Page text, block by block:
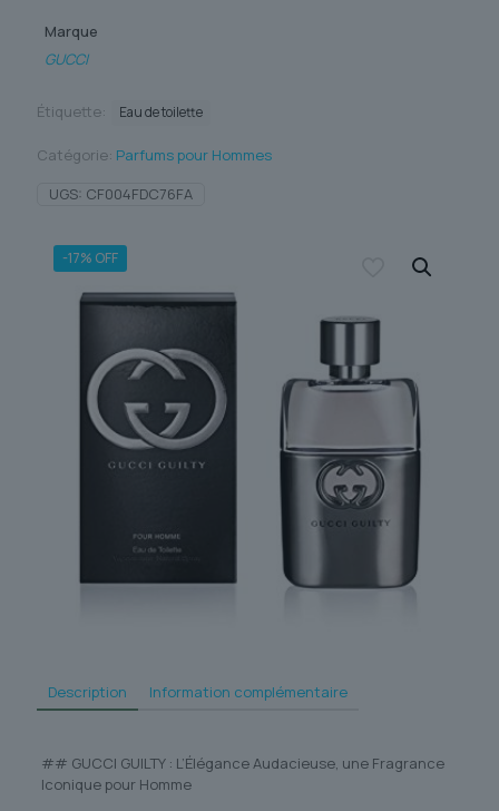
-17% OFF
Description Information complémentaire
## GUCCI GUILTY : L’Élégance Audacieuse, une Fragrance
Iconique pour Homme
Marque
GUCCI
Étiquette: Eau de toilette
Catégorie: Parfums pour Hommes
UGS: CF004FDC76FA